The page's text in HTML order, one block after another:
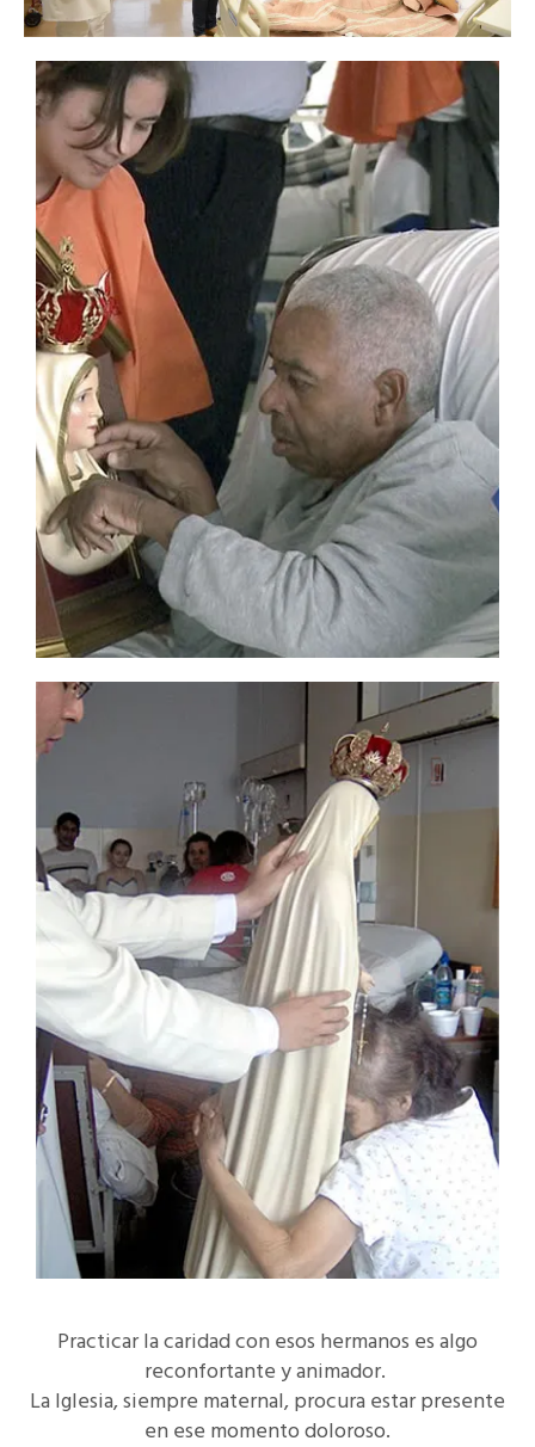
Practicar la caridad con esos hermanos es algo
reconfortante y animador.
La Iglesia, siempre maternal, procura estar presente
en ese momento doloroso.